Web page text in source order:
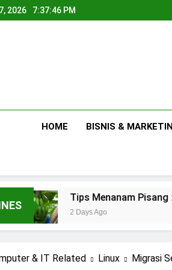
2026 7:37:47 PM
HOME BISNIS &
Tips Menanam Pisang : Pentingnya
2 Days Ago
& IT Related Linux Migrasi